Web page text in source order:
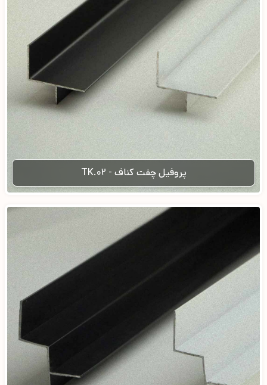
پروفیل چفت کناف - TK.02